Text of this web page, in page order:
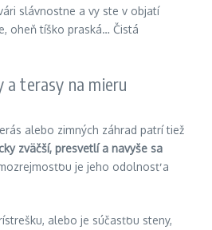
slávnostne a vy ste v objatí
oheň tíško praská… Čistá
a terasy na mieru
alebo zimných záhrad patrí tiež
zväčší, presvetlí a navyše sa
je jeho odolnosť a
alebo je súčasťou steny,